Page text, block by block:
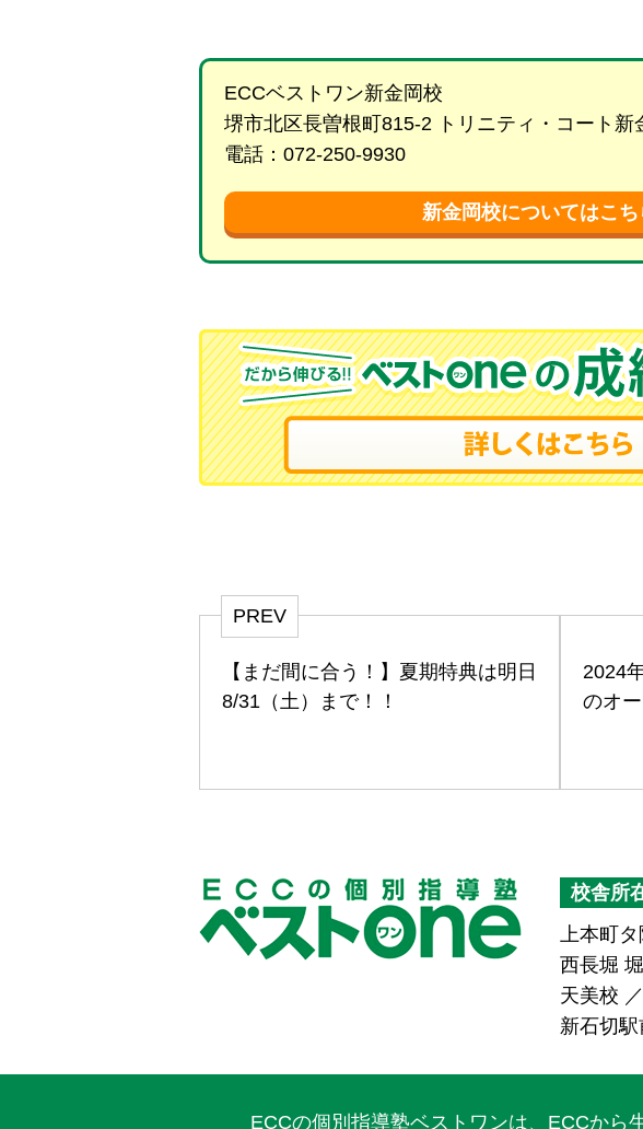
ECCベストワン新金岡校
堺市北区長曽根町815-2 トリニティ・コート新
電話：072-250-9930
新金岡校についてはこち
PREV
【まだ間に合う！】夏期特典は明日
8/31（土）まで！！
2024
のオ
校舎所
上本町
西長堀
天美校
新石切
ECCの個別指導塾ベストワンは、ECCから